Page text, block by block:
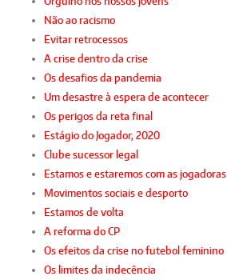
Não ao racismo
Evitar retrocessos
A crise dentro da crise
Os desafios da pandemia
Um desastre à espera de acontecer
Os perigos da reta final
Estágio do Jogador, 2020
Clube sucessor legal
Estamos e estaremos com as jogadoras
Movimentos sociais e desporto
Estamos de volta
A reforma do CP
Os efeitos da crise no futebol feminino
Os limites da indecência